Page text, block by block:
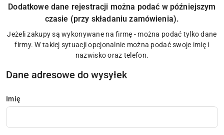
Dodatkowe dane rejestracji można podać w późniejszym
czasie (przy składaniu zamówienia).
Jeżeli zakupy są wykonywane na firmę - można podać tylko dane
firmy. W takiej sytuacji opcjonalnie można podać swoje imię i
nazwisko oraz telefon.
Dane adresowe do wysyłek
Imię